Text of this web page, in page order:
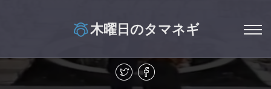
木曜日のタマネギ